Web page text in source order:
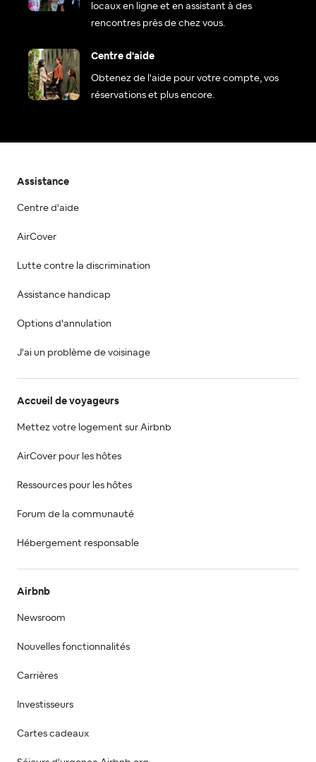
locaux en ligne et en assistant à des
rencontres près de chez vous.
Centre d'aide
Obtenez de l'aide pour votre compte, vos
réservations et plus encore.
Assistance
Centre d'aide
AirCover
Lutte contre la discrimination
Assistance handicap
Options d'annulation
J'ai un problème de voisinage
Accueil de voyageurs
Mettez votre logement sur Airbnb
AirCover pour les hôtes
Ressources pour les hôtes
Forum de la communauté
Hébergement responsable
Airbnb
Newsroom
Nouvelles fonctionnalités
Carrières
Investisseurs
Cartes cadeaux